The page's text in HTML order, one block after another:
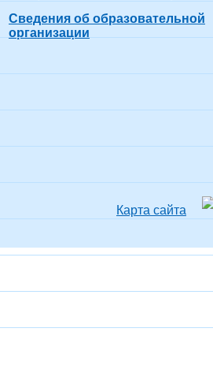
Сведения об образовательной
организации
Карта сайта